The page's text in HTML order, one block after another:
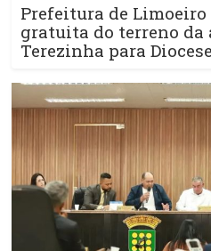
Prefeitura de
gratuita do terreno da
Terezinha para